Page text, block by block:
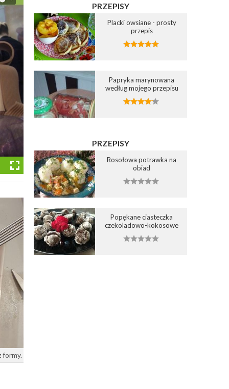
formy.
PRZEPISY
Placki owsiane - prosty
przepis
Papryka marynowana
według mojego przepisu
PRZEPISY
Rosołowa potrawka na
obiad
Popękane ciasteczka
czekoladowo-kokosowe